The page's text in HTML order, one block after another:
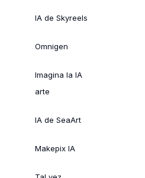
IA de Skyreels
Omnigen
Imagina la IA
arte
IA de SeaArt
Makepix IA